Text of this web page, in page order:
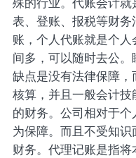
殊的行业。代账会计
表、登账、报税等财
账，个人代账就是个
间多，可以随时去公。
缺点是没有法律保障，
核算，并且一般会计
的财务。公司相对于
为保障。而且不受知
财务。代理记账是指